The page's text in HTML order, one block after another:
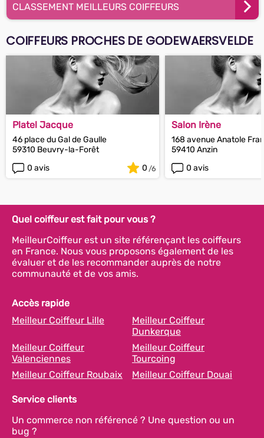
CLASSEMENT MEILLEURS COIFFEURS
COIFFEURS PROCHES DE GODEWAERSVELDE
Platel Jacque
46 place du Gal de Gaulle
59310 Beuvry-la-Forêt
0 avis
0
Salon Irène
168 avenue Anatole
59410 Anzin
0 avis
Quel coiffeur est fait pour vous ?
MeilleurCoiffeur est un site référençant les coiffeurs
en France. Nous vous proposons également de les
évaluer et de les recommander auprès de notre
communauté et de vos amis.
Accès rapide
Meilleur Coiffeur Lille
Meilleur Coiffeur
Dunkerque
Meilleur Coiffeur
Valenciennes
Meilleur Coiffeur
Tourcoing
Meilleur Coiffeur Roubaix
Meilleur Coiffeur Douai
Service clients
Un commerce non référencé ? Une question ou un
bug ?